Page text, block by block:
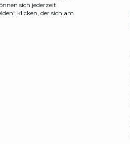
sich jederzeit
klicken, der sich am